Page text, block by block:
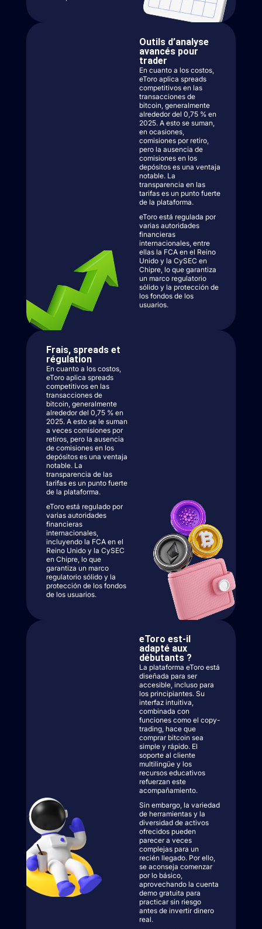
Outils d’analyse
avancés pour
trader
En cuanto a los costos,
eToro aplica spreads
competitivos en las
transacciones de
bitcoin, generalmente
alrededor del 0,75 % en
2025. A esto se suman,
en ocasiones,
comisiones por retiro,
pero la ausencia de
comisiones en los
depósitos es una ventaja
notable. La
transparencia en las
tarifas es un punto fuerte
de la plataforma.
eToro está regulada por
varias autoridades
financieras
internacionales, entre
ellas la FCA en el Reino
Unido y la CySEC en
Chipre, lo que garantiza
un marco regulatorio
sólido y la protección de
los fondos de los
usuarios.
Frais, spreads et
régulation
En cuanto a los costos,
eToro aplica spreads
competitivos en las
transacciones de
bitcoin, generalmente
alrededor del 0,75 % en
2025. A esto se le suman
a veces comisiones por
retiros, pero la ausencia
de comisiones en los
depósitos es una ventaja
notable. La
transparencia de las
tarifas es un punto fuerte
de la plataforma.
eToro está regulado por
varias autoridades
financieras
internacionales,
incluyendo la FCA en el
Reino Unido y la CySEC
en Chipre, lo que
garantiza un marco
regulatorio sólido y la
protección de los fondos
de los usuarios.
eToro est-il
adapté aux
débutants ?
La plataforma eToro está
diseñada para ser
accesible, incluso para
los principiantes. Su
interfaz intuitiva,
combinada con
funciones como el copy-
trading, hace que
comprar bitcoin sea
simple y rápido. El
soporte al cliente
multilingüe y los
recursos educativos
refuerzan este
acompañamiento.
Sin embargo, la variedad
de herramientas y la
diversidad de activos
ofrecidos pueden
parecer a veces
complejas para un
recién llegado. Por ello,
se aconseja comenzar
por lo básico,
aprovechando la cuenta
demo gratuita para
practicar sin riesgo
antes de invertir dinero
real.